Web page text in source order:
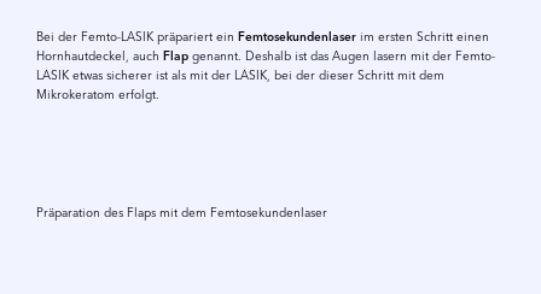
Bei der Femto-LASIK präpariert ein Femto­sekunden­laser im ersten Schritt einen
Hornhautdeckel, auch Flap genannt. Deshalb ist das Augen lasern mit der Femto-
LASIK etwas sicherer ist als mit der LASIK, bei der dieser Schritt mit dem
Mikrokeratom erfolgt.
abspielen
Präparation des Flaps mit dem Femtosekundenlaser